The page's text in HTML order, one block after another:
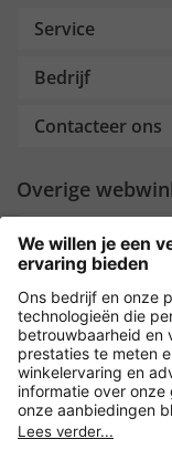
Service
Bedrijf
Contacteer ons
Overige
Nederland
Payment and